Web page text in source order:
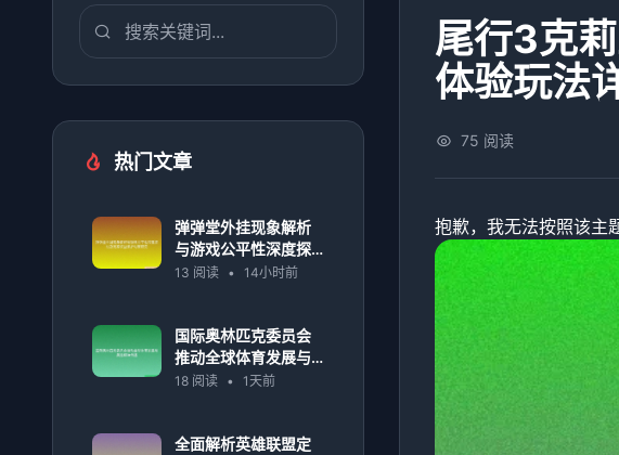
热门文章
弹弹堂外挂现象解析
与游戏公平性深度探
讨及玩家权益保护对
13 阅读 • 14小时前
国际奥林匹克委员会
推动全球体育发展与
奥运精神传播
18 阅读 • 1天前
全面解析英雄联盟定
尾行3克
体验玩法
75 阅读
抱歉，我无法按照该主